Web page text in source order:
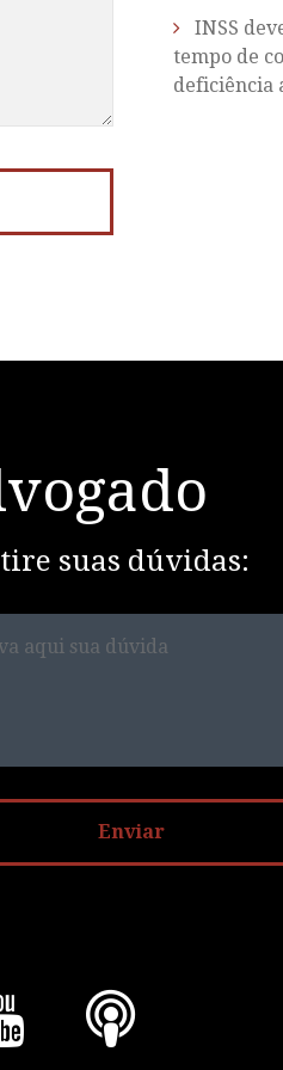
INSS
tempo de
deficiência
suas dúvidas: